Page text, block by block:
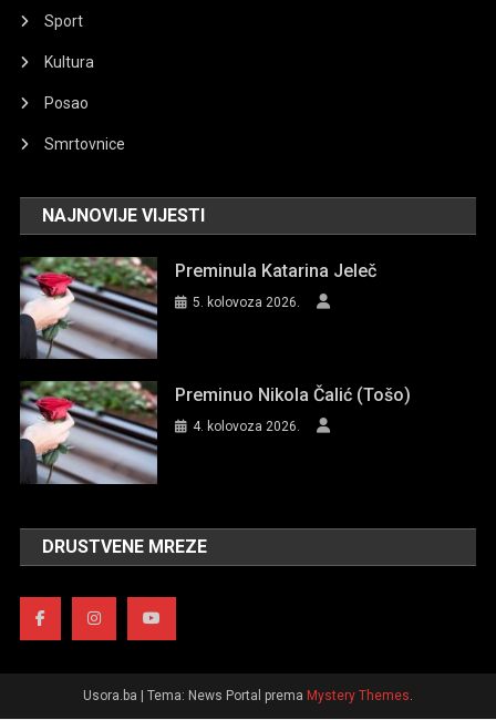
Sport
Kultura
Posao
Smrtovnice
NAJNOVIJE VIJESTI
Preminula Katarina Jeleč
5. kolovoza 2026.
Preminuo Nikola Čalić (Tošo)
4. kolovoza 2026.
DRUSTVENE MREZE
Usora.ba Tema: News Portal prema Mystery Themes.